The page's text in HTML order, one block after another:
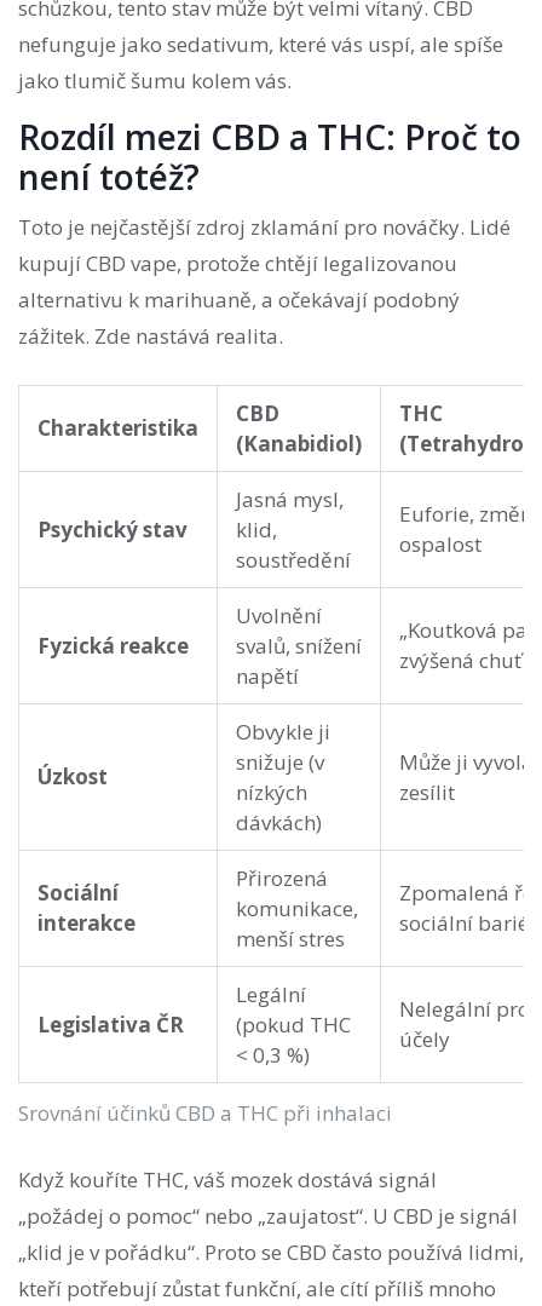
schůzkou, tento stav může být velmi vítaný. CBD
nefunguje jako sedativum, které vás uspí, ale spíše
jako tlumič šumu kolem vás.
Rozdíl mezi CBD a THC: Proč to
není totéž?
Toto je nejčastější zdroj zklamání pro nováčky. Lidé
kupují CBD vape, protože chtějí legalizovanou
alternativu k marihuaně, a očekávají podobný
zážitek. Zde nastává realita.
Srovnání účinků CBD a THC při inhalaci
Charakteristika
CBD
(Kanabidiol)
THC
Psychický stav
Jasná mysl,
klid,
soustředění
Euforie,
ospalost
Fyzická reakce
Uvolnění
svalů, snížení
napětí
„Koutková
zvýšená chuť
Úzkost
Obvykle ji
snižuje (v
nízkých
dávkách)
Může ji
zesílit
Sociální
interakce
Přirozená
komunikace,
menší stres
Zpomalená
sociální
Legislativa ČR
Legální
(pokud THC
< 0,3 %)
Nelegální pro
účely
Když kouříte THC, váš mozek dostává signál
„požádej o pomoc“ nebo „zaujatost“. U CBD je signál
„klid je v pořádku“. Proto se CBD často používá lidmi,
kteří potřebují zůstat funkční, ale cítí příliš mnoho